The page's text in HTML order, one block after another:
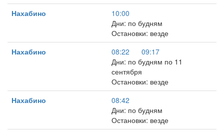
Нахабино
10:00
Дни: по будням
Остановки: везде
Нахабино
08:22
09:17
Дни: по будням по 11
сентября
Остановки: везде
Нахабино
08:42
Дни: по будням
Остановки: везде